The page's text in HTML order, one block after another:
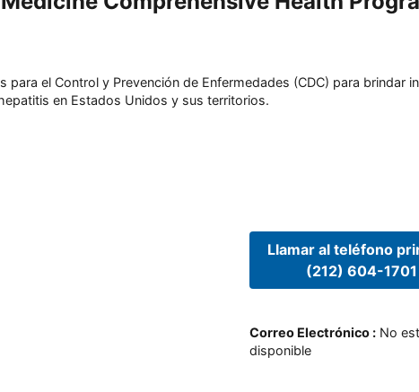
para el Control y Prevención de Enfermedades (CDC) para
en Estados Unidos y sus territorios.
Llamar al teléfono
(212) 604-1701
Correo Electrónico: No
disponible